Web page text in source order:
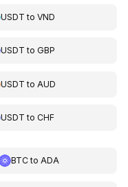
USDT toVND
USDT toGBP
USDT to AUD
USDT toCHF
BTCto ADA